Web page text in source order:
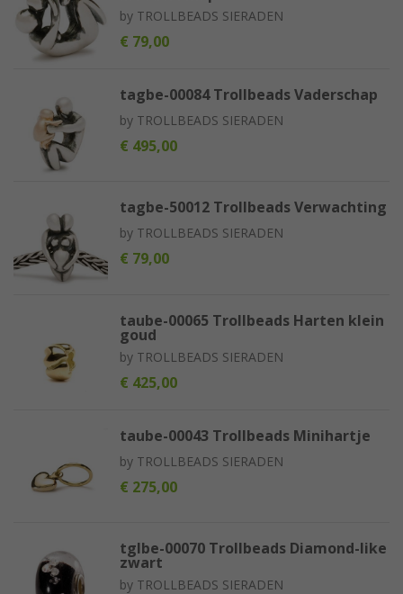
by TROLLBEADS SIERADEN
€ 79,00
tagbe-00084 Trollbeads Vaderschap
by TROLLBEADS SIERADEN
€ 495,00
tagbe-50012 Trollbeads Verwachting
by TROLLBEADS SIERADEN
€ 79,00
taube-00065 Trollbeads Harten klein
goud
by TROLLBEADS SIERADEN
€ 425,00
taube-00043 Trollbeads Minihartje
by TROLLBEADS SIERADEN
€ 275,00
tglbe-00070 Trollbeads Diamond-like
zwart
by TROLLBEADS SIERADEN